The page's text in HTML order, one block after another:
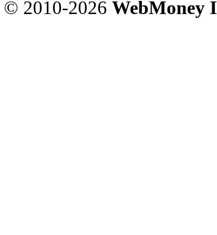
© 2010-2026 WebMoney